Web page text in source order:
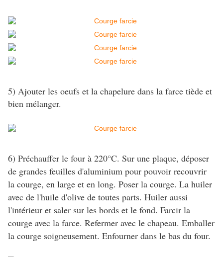
5) Ajouter les oeufs et la chapelure dans la farce tiède et
bien mélanger.
6) Préchauffer le four à 220°C. Sur une plaque, déposer
de grandes feuilles d'aluminium pour pouvoir recouvrir
la courge, en large et en long. Poser la courge. La huiler
avec de l'huile d'olive de toutes parts. Huiler aussi
l'intérieur et saler sur les bords et le fond. Farcir la
courge avec la farce. Refermer avec le chapeau. Emballer
la courge soigneusement. Enfourner dans le bas du four.